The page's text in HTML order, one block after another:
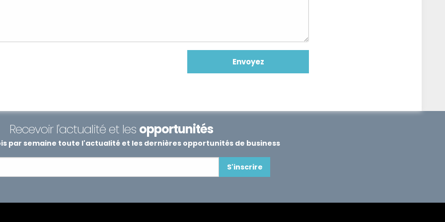
Recevoir l'actualité et les opportunités
par semaine toute l'actualité et les dernières opportunités de business
S'inscrire